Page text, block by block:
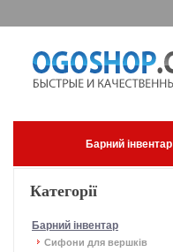
Барний інвентар
Категорії
Барний інвентар
Сифони для вершків